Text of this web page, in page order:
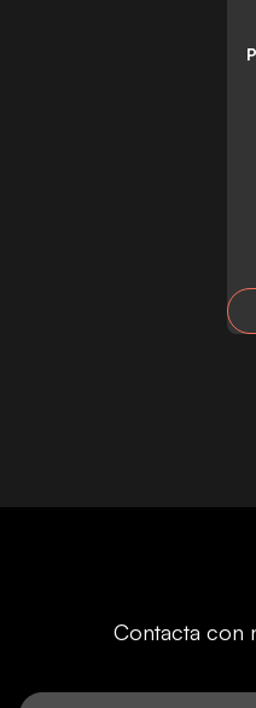
Contacta con